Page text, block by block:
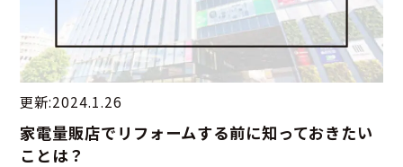
更新:2024.1.26
家電量販店でリフォームする前に知っておきたい
ことは？